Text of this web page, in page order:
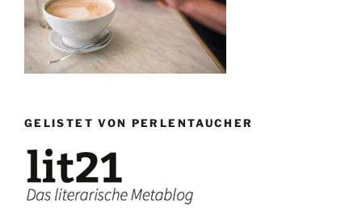
GELISTET VON PERLENTAUCHER